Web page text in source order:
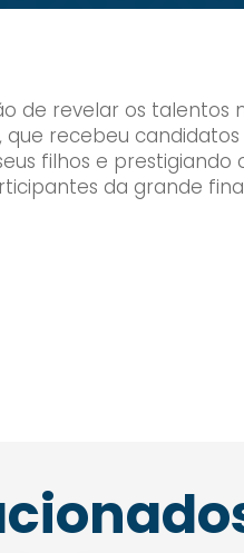
de revelar os talentos
recebeu candidatos
filhos e prestigiando
da grande